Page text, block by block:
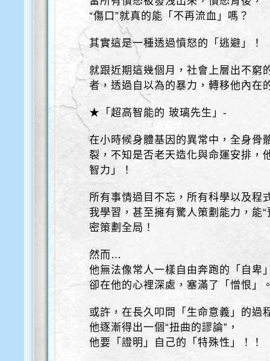
“傷口”就真的能「不再流血」嗎？
其實這是一種透過憤怒的「逃避」！
就跟近期這幾個月，社會上層出不窮
者，透過自以為的暴力，轉移他內在
★「超高智能的 玻璃先生」-
在小時候身體基因的異常中，全身骨
裂，不知是否老天造化與命運安排，
智力」！
所有事情過目不忘，所有科學以及程
我學習，甚至擁有驚人策劃能力，能
密策劃全局！
然而…
他無法像常人一樣自由奔跑的「自卑
卻在他的心裡深處，塞滿了「憎恨」
或許，在長久叩問「生命意義」的過
他逐漸得出一個“扭曲的謬論”，
他要「證明」自己的「特殊性」！！